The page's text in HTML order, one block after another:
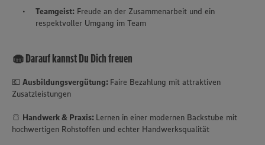
Teamgeist: Freude an der Zusammenarbeit und ein
respektvoller Umgang im Team
🧁 Darauf kannst Du Dich freuen
💶 Ausbildungsvergütung: Faire Bezahlung mit attraktiven
Zusatzleistungen
🍞 Handwerk & Praxis: Lernen in einer modernen Backstube mit
hochwertigen Rohstoffen und echter Handwerksqualität